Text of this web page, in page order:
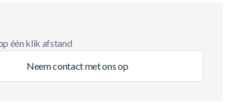
één klik afstand
Neem contact met ons op